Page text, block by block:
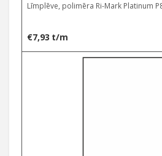
Līmplēve, polimēra Ri-Mark Platinum
€7,93 t/m